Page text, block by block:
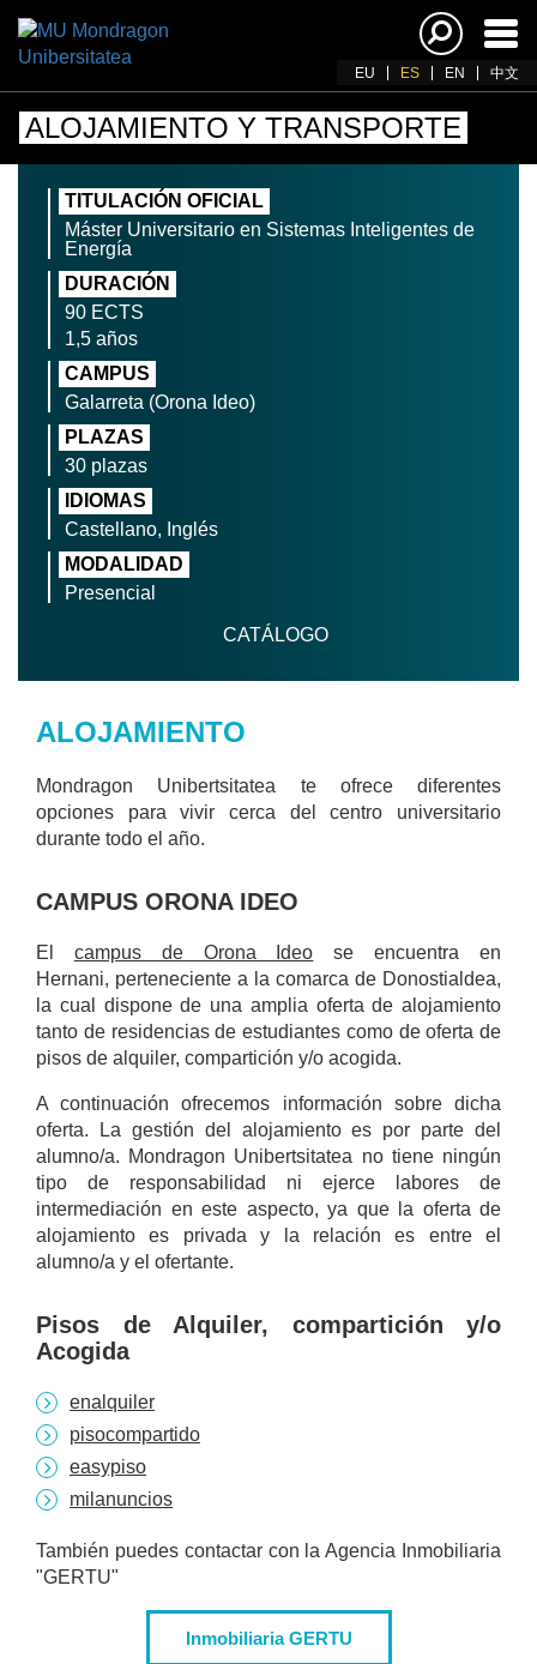
EU ES EN 中文
ALOJAMIENTO Y TRANSPORTE
TITULACIÓN OFICIAL
Máster Universitario en Sistemas Inteligentes de
Energía
DURACIÓN
90 ECTS
1,5 años
CAMPUS
Galarreta (Orona Ideo)
PLAZAS
30 plazas
IDIOMAS
Castellano, Inglés
MODALIDAD
Presencial
CATÁLOGO
ALOJAMIENTO
Mondragon Unibertsitatea te ofrece diferentes
opciones para vivir cerca del centro universitario
durante todo el año.
CAMPUS ORONA IDEO
El campus de Orona Ideo se encuentra en
Hernani, perteneciente a la comarca de Donostialdea,
la cual dispone de una amplia oferta de alojamiento
tanto de residencias de estudiantes como de oferta de
pisos de alquiler, compartición y/o acogida.
A continuación ofrecemos información sobre dicha
oferta. La gestión del alojamiento es por parte del
alumno/a. Mondragon Unibertsitatea no tiene ningún
tipo de responsabilidad ni ejerce labores de
intermediación en este aspecto, ya que la oferta de
alojamiento es privada y la relación es entre el
alumno/a y el ofertante.
Pisos de Alquiler, compartición y/o
Acogida
enalquiler
pisocompartido
easypiso
milanuncios
También puedes contactar con la Agencia Inmobiliaria
"GERTU"
Inmobiliaria GERTU